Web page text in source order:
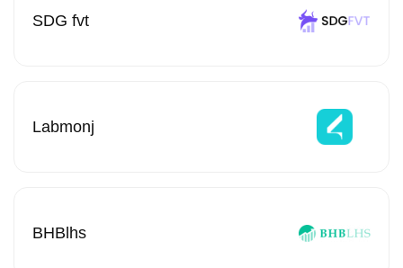
SDG fvt
Labmonj
BHBlhs